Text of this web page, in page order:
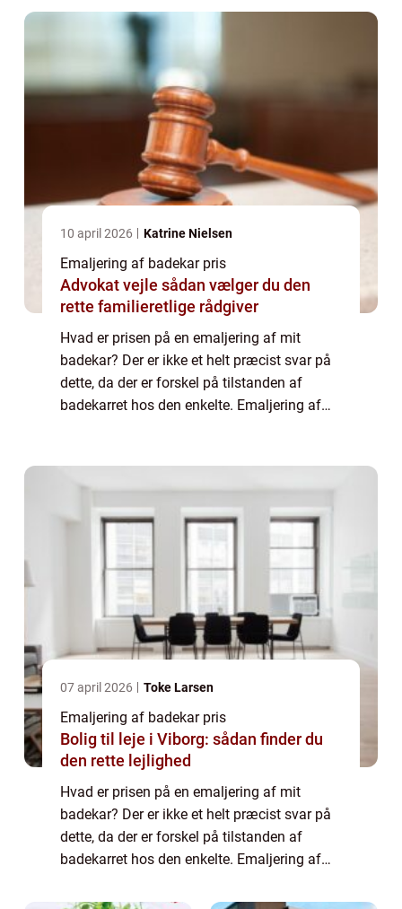
10 april 2026 Katrine Nielsen
Emaljering af badekar pris
Advokat vejle sådan vælger du den
rette familieretlige rådgiver
Hvad er prisen på en emaljering af mit
badekar? Der er ikke et helt præcist svar på
dette, da der er forskel på tilstanden af
badekarret hos den enkelte. Emaljering af
07 april 2026 Toke Larsen
Emaljering af badekar pris
Bolig til leje i Viborg: sådan finder du
den rette lejlighed
Hvad er prisen på en emaljering af mit
badekar? Der er ikke et helt præcist svar på
dette, da der er forskel på tilstanden af
badekarret hos den enkelte. Emaljering af
hvor din investering af aftalt på f...